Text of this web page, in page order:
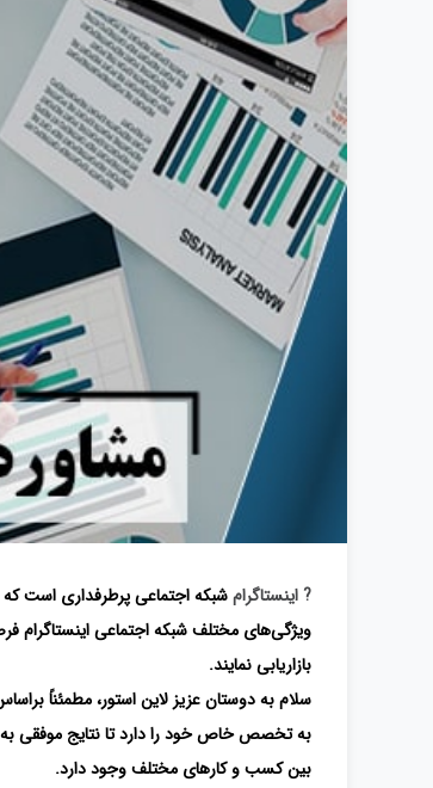
? اینستاگرامشبکه اجتماعی پرطرفداری است که
ویژگی‌های مختلف شبکه اجتماعی
بازاریابی نمایند.
سلام به دوستان عزیز لاین استور، مطمئناً
به تخصص خاص خود را دارد تا نتایج موفقی
بین کسب ‌و کارهای مختلف وجود دارد.